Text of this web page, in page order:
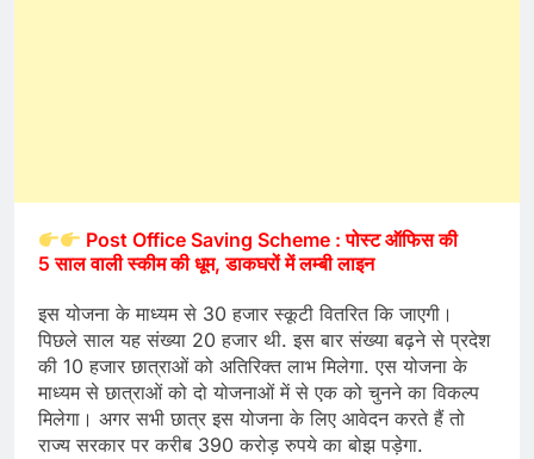
Post Office Saving Scheme : पोस्ट ऑफिस की
5 साल वाली स्कीम की धूम, डाकघरों में लम्बी लाइन
इस योजना के माध्यम से 30 हजार स्कूटी वितरित कि जाएगी।
पिछले साल यह संख्या 20 हजार थी. इस बार संख्या बढ़ने से प्रदेश
की 10 हजार छात्राओं को अतिरिक्त लाभ मिलेगा. एस योजना के
माध्यम से छात्राओं को दो योजनाओं में से एक को चुनने का विकल्प
मिलेगा। अगर सभी छात्र इस योजना के लिए आवेदन करते हैं तो
राज्य सरकार पर करीब 390 करोड़ रुपये का बोझ पड़ेगा.